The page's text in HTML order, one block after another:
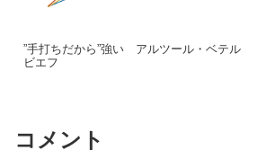
”手打ちだから”強い アルツール・ベテル
ビエフ
コメント